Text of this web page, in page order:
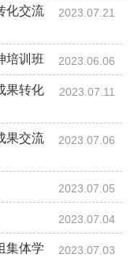
化交流
2023.07.21
培训班 2023.06.06
果转化
2023.07.11
果交流
2023.07.06
2023.07.05
2023.07.04
集体学
2023.07.03